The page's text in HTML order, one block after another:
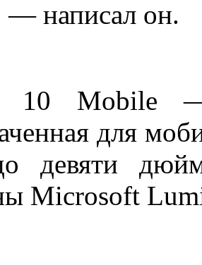
— написал он.
10 Mobile
для
девяти
Microsoft